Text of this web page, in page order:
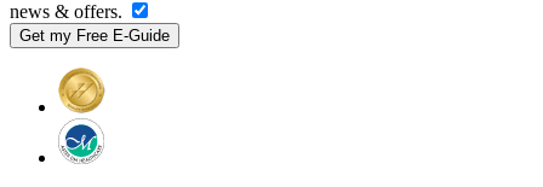
news & offers.